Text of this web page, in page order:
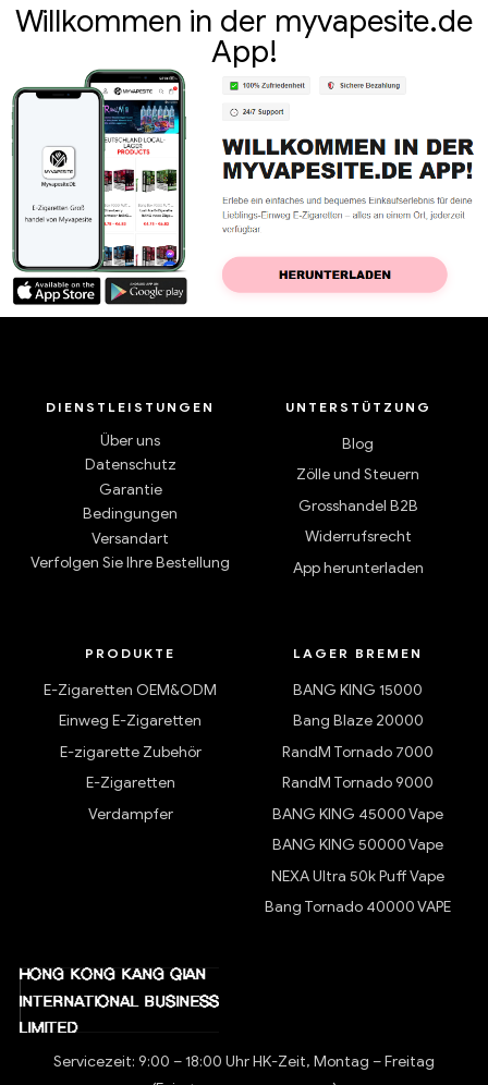
Willkommen in der myvapesite.de
App!
DIENSTLEISTUNGEN
Über uns
Datenschutz
Garantie
Bedingungen
Versandart
Verfolgen Sie Ihre Bestellung
UNTERSTÜTZUNG
Blog
Zölle und Steuern
Grosshandel B2B
Widerrufsrecht
App herunterladen
PRODUKTE
E-Zigaretten OEM&ODM
Einweg E-Zigaretten
E-zigarette Zubehör
E-Zigaretten
Verdampfer
LAGER BREMEN
BANG KING 15000
Bang Blaze 20000
RandM Tornado 7000
RandM Tornado 9000
BANG KING 45000 Vape
BANG KING 50000 Vape
NEXA Ultra 50k Puff Vape
Bang Tornado 40000 VAPE
Servicezeit: 9:00 – 18:00 Uhr HK-Zeit, Montag – Freitag